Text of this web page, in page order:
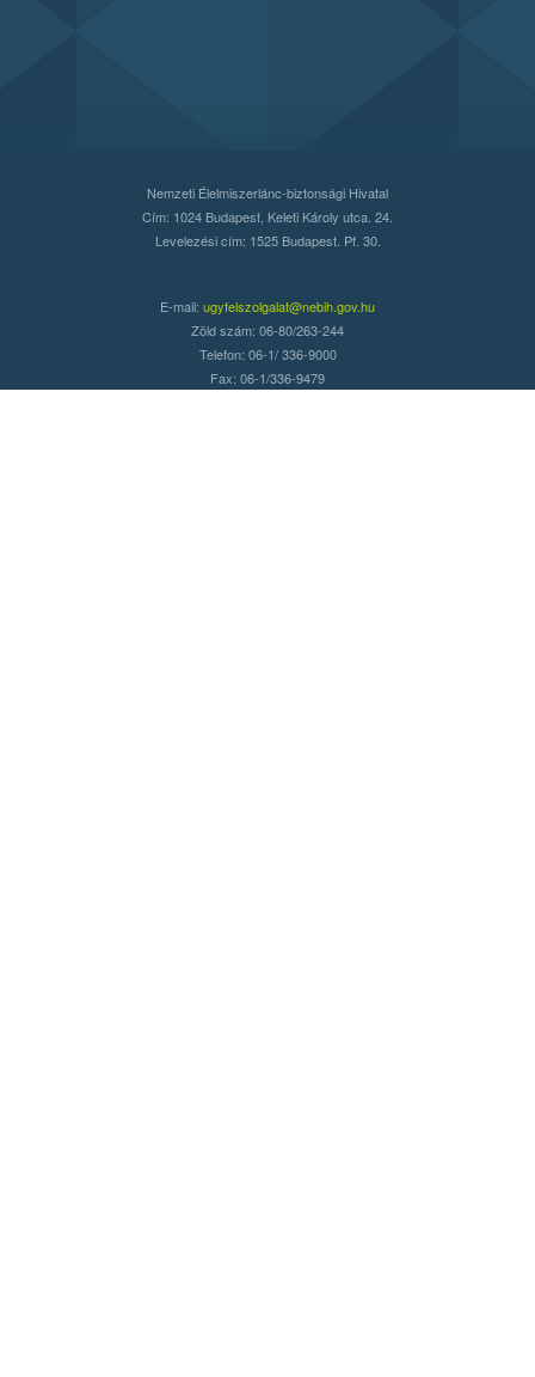
Nemzeti Élelmiszerlánc-biztonsági Hivatal
Cím: 1024 Budapest, Keleti Károly utca. 24.
Levelezési cím: 1525 Budapest. Pf. 30.
E-mail: ugyfelszolgalat@nebih.gov.hu
Zöld szám: 06-80/263-244
Telefon: 06-1/ 336-9000
Fax: 06-1/336-9479